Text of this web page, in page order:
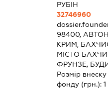
РУБІН
32746960
98400,
КРИМ,
МІСТО
ФРУНЗЕ,
Розмір
фонду (грн.):